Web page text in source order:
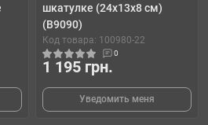
шкатулке (24х13х8 см)
(B9090)
Код товара: 100980-22
0
1 195 грн.
Уведомить меня